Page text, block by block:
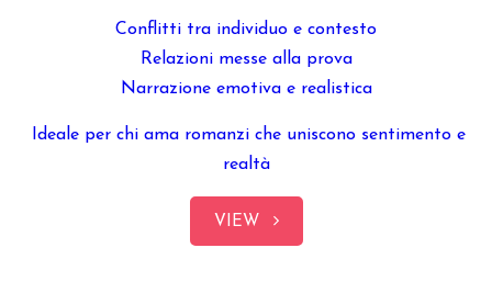
Conflitti tra individuo e contesto
Relazioni messe alla prova
Narrazione emotiva e realistica
Ideale per chi ama romanzi che uniscono sentimento e
realtà
VIEW